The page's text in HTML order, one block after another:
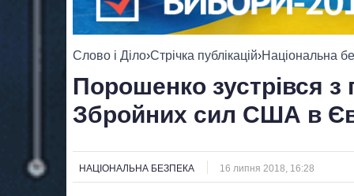
Слово і Діло›Стрічка публікацій›Національна
Порошенко зустрівся
Збройних сил США в
НАЦІОНАЛЬНА БЕЗПЕКА 16 липня 2018, 16:28